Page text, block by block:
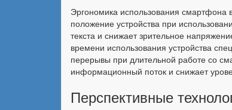
Эргономика использования смартфона
положение устройства при
текста и снижает зрительное
времени использования устройства
перерывы при длительной работе со
информационный поток и снижает
Перспективные